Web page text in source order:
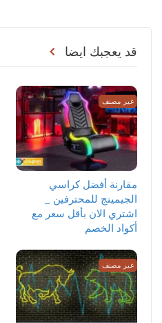
قد يعجبك ايضا
غير مصنف
مقارنة أفضل كراسي
الجيمينج للمحترفين _
اشتري الان بأقل سعر مع
أكواد الخصم
غير مصنف